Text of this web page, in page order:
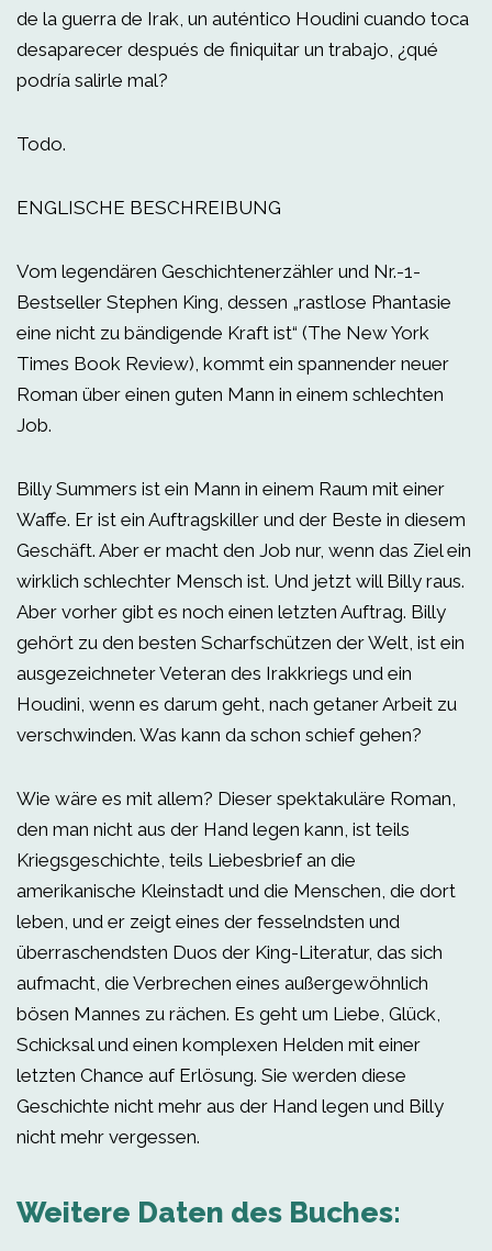
de la guerra de Irak, un auténtico Houdini cuando toca
desaparecer después de finiquitar un trabajo, ¿qué
podría salirle mal?
Todo.
ENGLISCHE BESCHREIBUNG
Vom legendären Geschichtenerzähler und Nr.-1-
Bestseller Stephen King, dessen „rastlose Phantasie
eine nicht zu bändigende Kraft ist“ (The New York
Times Book Review), kommt ein spannender neuer
Roman über einen guten Mann in einem schlechten
Job.
Billy Summers ist ein Mann in einem Raum mit einer
Waffe. Er ist ein Auftragskiller und der Beste in diesem
Geschäft. Aber er macht den Job nur, wenn das Ziel ein
wirklich schlechter Mensch ist. Und jetzt will Billy raus.
Aber vorher gibt es noch einen letzten Auftrag. Billy
gehört zu den besten Scharfschützen der Welt, ist ein
ausgezeichneter Veteran des Irakkriegs und ein
Houdini, wenn es darum geht, nach getaner Arbeit zu
verschwinden. Was kann da schon schief gehen?
Wie wäre es mit allem? Dieser spektakuläre Roman,
den man nicht aus der Hand legen kann, ist teils
Kriegsgeschichte, teils Liebesbrief an die
amerikanische Kleinstadt und die Menschen, die dort
leben, und er zeigt eines der fesselndsten und
überraschendsten Duos der King-Literatur, das sich
aufmacht, die Verbrechen eines außergewöhnlich
bösen Mannes zu rächen. Es geht um Liebe, Glück,
Schicksal und einen komplexen Helden mit einer
letzten Chance auf Erlösung. Sie werden diese
Geschichte nicht mehr aus der Hand legen und Billy
nicht mehr vergessen.
Weitere Daten des Buches: